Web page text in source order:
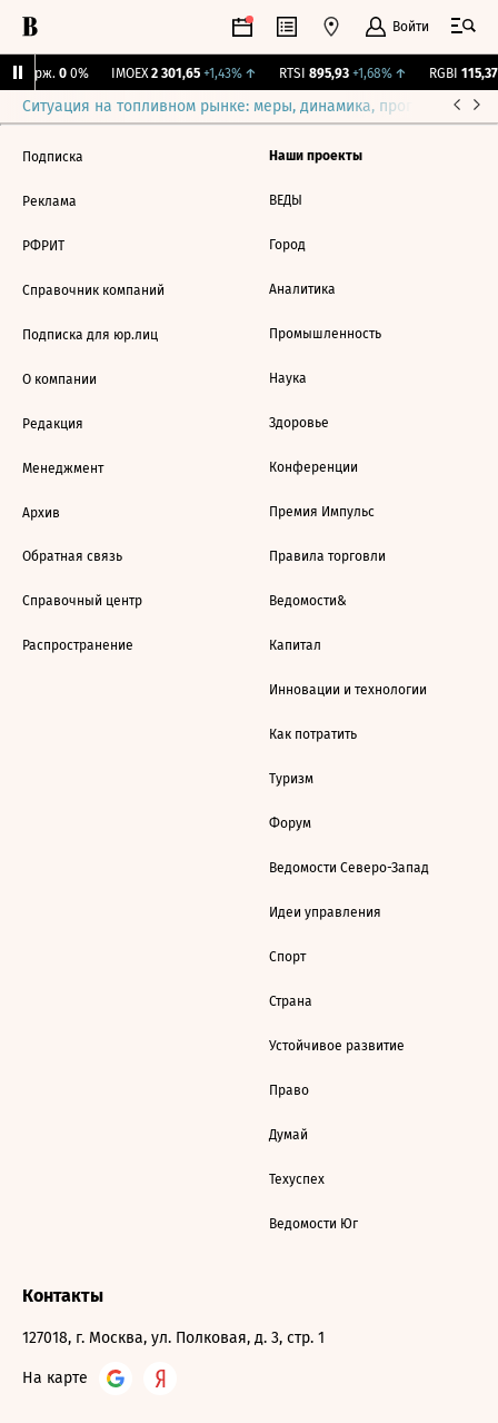
Войти
Бирж. 0 0% IMOEX 2 301,65 +1,43%↑ RTSI 895,93 +1,68%↑ RGBI 115,37
Ситуация на топливном рынке: меры, динамика, прогнозы
Подписка
Реклама
РФРИТ
Справочник компаний
Подписка для юр.лиц
О компании
Редакция
Менеджмент
Архив
Обратная связь
Справочный центр
Распространение
Наши проекты
ВЕДЫ
Город
Аналитика
Промышленность
Наука
Здоровье
Конференции
Премия Импульс
Правила торговли
Ведомости&
Капитал
Инновации и технологии
Как потратить
Туризм
Форум
Ведомости Северо-Запад
Идеи управления
Спорт
Страна
Устойчивое развитие
Право
Думай
Техуспех
Ведомости Юг
Контакты
127018, г. Москва, ул. Полковая, д. 3, стр. 1
На карте